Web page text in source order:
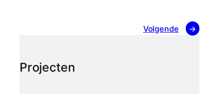
Volgende →
Projecten